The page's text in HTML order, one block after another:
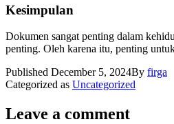
Kesimpulan
Dokumen sangat penting dalam
penting. Oleh karena itu, penting
Published December 5, 2024By firga
Categorized as Uncategorized
Leave a comment